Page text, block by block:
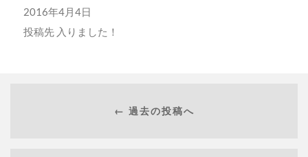
2016年4月4日
投稿先 入りました！
← 過去の投稿へ